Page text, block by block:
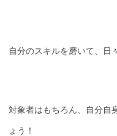
自分のスキルを磨いて、日
対象者はもちろん、自分自
ょう！